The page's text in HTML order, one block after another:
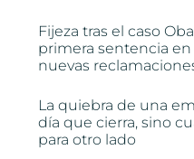
Fijeza tras el caso
primera sentencia en
nuevas
La quiebra de una
día que cierra, sino
para otro lado